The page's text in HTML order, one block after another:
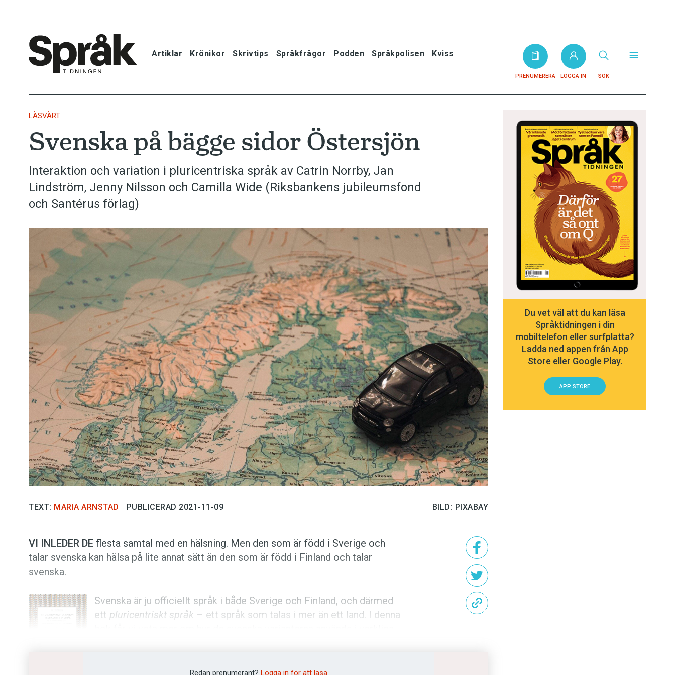
Artiklar Krönikor Skrivtips Språkfrågor Podden Språkpolisen Kviss
PRENUMERERA LOGGA IN SÖK
Krönikor
Språkfrågor
Skrivtips
Kviss
Podden
Anmäl till språkpolisen
Föreslå nyord
Annonsera
Prenumerera
Läs Språktidningen digitalt
Press
LÄSVÄRT
Svenska på bägge sidor Östersjön
Interaktion och variation i pluricentriska språk av Catrin Norrby, Jan
Lindström, Jenny Nilsson och Camilla Wide (Riksbankens jubileumsfond
och Santérus förlag)
TEXT: MARIA ARNSTAD PUBLICERAD 2021-11-09 BILD: PIXABAY
VI INLEDER DE flesta samtal med en hälsning. Men den som är född i Sverige och
talar svenska kan hälsa på lite annat sätt än den som är född i Finland och talar
svenska.
Svenska är ju officiellt språk i både Sverige och Finland, och därmed
ett pluricentriskt språk – ett språk som talas i mer än ett land. I denna
Redan prenumerant? Logga in för att läsa
Du vet väl att du kan läsa
Språktidningen i din
mobiltelefon eller surfplatta?
Ladda ned appen från App
Store eller Google Play.
APP STORE